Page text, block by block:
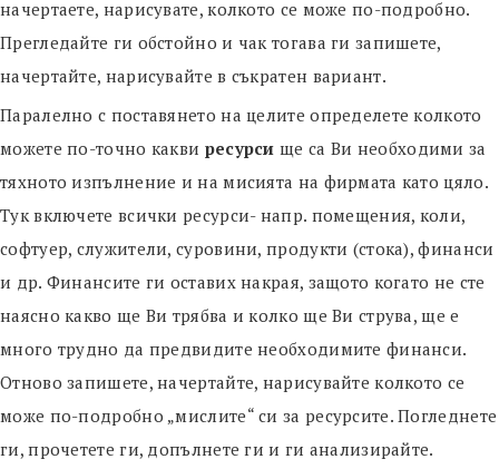
начертаете, нарисувате, колкото се може по-подробно.
Прегледайте ги обстойно и чак тогава ги запишете,
начертайте, нарисувайте в съкратен вариант.
Паралелно с поставянето на целите определете колкото
можете по-точно какви ресурси ще са Ви необходими за
тяхното изпълнение и на мисията на фирмата като цяло.
Тук включете всички ресурси- напр. помещения, коли,
софтуер, служители, суровини, продукти (стока), финанси
и др. Финансите ги оставих накрая, защото когато не сте
наясно какво ще Ви трябва и колко ще Ви струва, ще е
много трудно да предвидите необходимите финанси.
Отново запишете, начертайте, нарисувайте колкото се
може по-подробно „мислите“ си за ресурсите. Погледнете
ги, прочетете ги, допълнете ги и ги анализирайте.